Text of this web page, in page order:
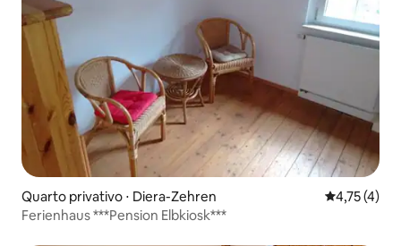
Quarto privativo ⋅ Diera-Zehren 4,75 de
4,75 (4)
Ferienhaus ***Pension Elbkiosk***